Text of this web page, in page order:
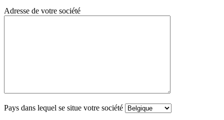
Adresse de votre société
Pays dans lequel se situe votre société